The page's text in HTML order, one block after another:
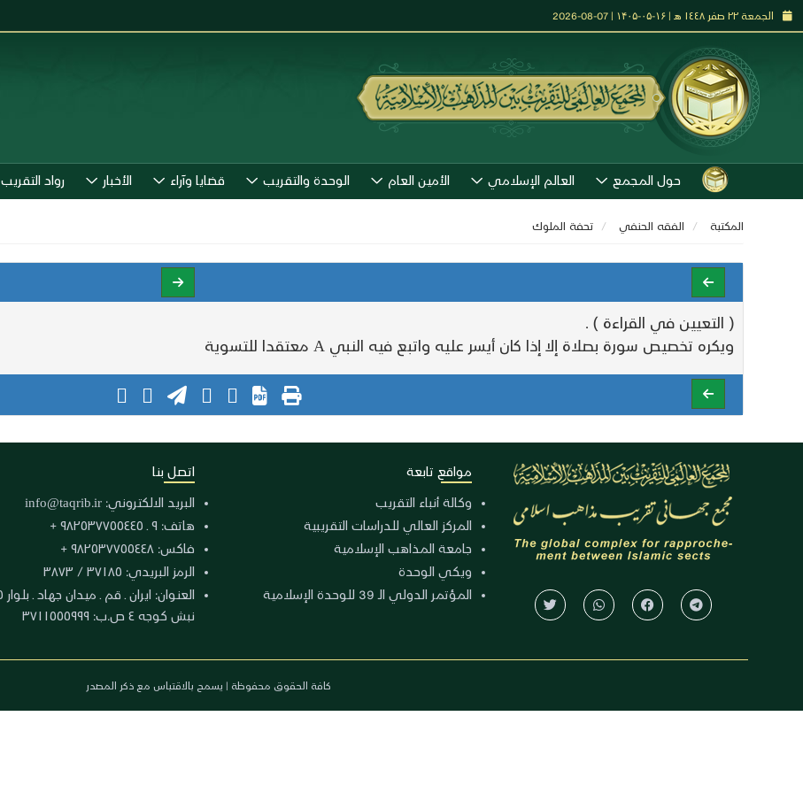
الجمعة ٢٢ صفر ١٤٤٨ هـ | ۱۶-۰۵-۱۴۰۵ | 07-08-2026
حول المجمع العالم الإسلامي الأمين العام الوحدة والتقريب قضايا وآراء الأخبار رواد التقريب
المكتبة الفقه الحنفي تحفة الملوك
( التعيين في القراءة ) .
ويكره تخصيص سورة بصلاة إلا إذا كان أيسر عليه واتبع فيه النبي A معتقدا للتسوية
مواقع تابعة
وكالة أنباء التقريب
المركز العالي للدراسات التقريبية
جامعة المذاهب الإسلامية
ويكي الوحدة
المؤتمر الدولي الـ 39 للوحدة الإسلامية
اتصل بنا
البريد الالكتروني: info@taqrib.ir
هاتف: ٩ ـ ٩٨٢٥٣٧٧٥٥٤٤٥ +
فاكس: ٩٨٢٥٣٧٧٥٥٤٤٨ +
الرمز البريدي: ٣٧١٨٥ / ٣٨٧٣
نبش كوجه ٤ ص.ب: ٣٧١١٥٥٥٩٩٩
كافة الحقوق محفوظة | يسمح بالاقتباس مع ذكر المصدر